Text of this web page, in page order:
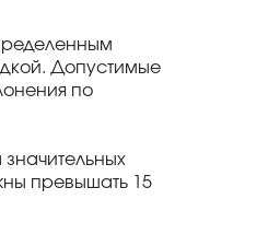
Допустимые
по
превышать 15